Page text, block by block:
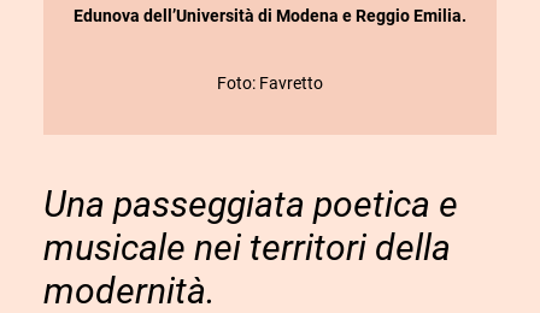
Edunova dell’Università di Modena e Reggio Emilia.
Foto: Favretto
Una passeggiata poetica e
musicale nei territori della
modernità.